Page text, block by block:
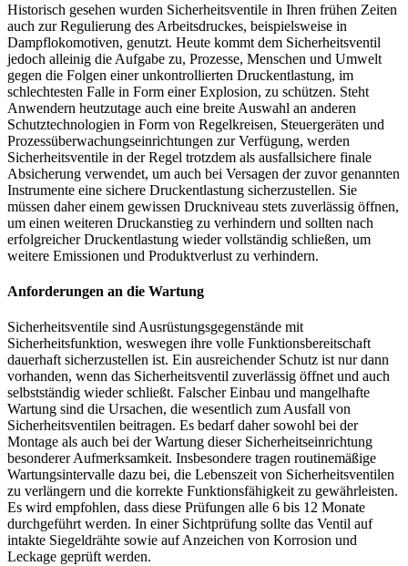
Historisch gesehen wurden Sicherheitsventile in Ihren frühen Zeiten
auch zur Regulierung des Arbeitsdruckes, beispielsweise in
Dampflokomotiven, genutzt. Heute kommt dem Sicherheitsventil
jedoch alleinig die Aufgabe zu, Prozesse, Menschen und Umwelt
gegen die Folgen einer unkontrollierten Druckentlastung, im
schlechtesten Falle in Form einer Explosion, zu schützen. Steht
Anwendern heutzutage auch eine breite Auswahl an anderen
Schutztechnologien in Form von Regelkreisen, Steuergeräten und
Prozessüberwachungseinrichtungen zur Verfügung, werden
Sicherheitsventile in der Regel trotzdem als ausfallsichere finale
Absicherung verwendet, um auch bei Versagen der zuvor genannten
Instrumente eine sichere Druckentlastung sicherzustellen. Sie
müssen daher einem gewissen Druckniveau stets zuverlässig öffnen,
um einen weiteren Druckanstieg zu verhindern und sollten nach
erfolgreicher Druckentlastung wieder vollständig schließen, um
weitere Emissionen und Produktverlust zu verhindern.
Anforderungen an die Wartung
Sicherheitsventile sind Ausrüstungsgegenstände mit
Sicherheitsfunktion, weswegen ihre volle Funktionsbereitschaft
dauerhaft sicherzustellen ist. Ein ausreichender Schutz ist nur dann
vorhanden, wenn das Sicherheitsventil zuverlässig öffnet und auch
selbstständig wieder schließt. Falscher Einbau und mangelhafte
Wartung sind die Ursachen, die wesentlich zum Ausfall von
Sicherheitsventilen beitragen. Es bedarf daher sowohl bei der
Montage als auch bei der Wartung dieser Sicherheitseinrichtung
besonderer Aufmerksamkeit. Insbesondere tragen routinemäßige
Wartungsintervalle dazu bei, die Lebenszeit von Sicherheitsventilen
zu verlängern und die korrekte Funktionsfähigkeit zu gewährleisten.
Es wird empfohlen, dass diese Prüfungen alle 6 bis 12 Monate
durchgeführt werden. In einer Sichtprüfung sollte das Ventil auf
intakte Siegeldrähte sowie auf Anzeichen von Korrosion und
Leckage geprüft werden.